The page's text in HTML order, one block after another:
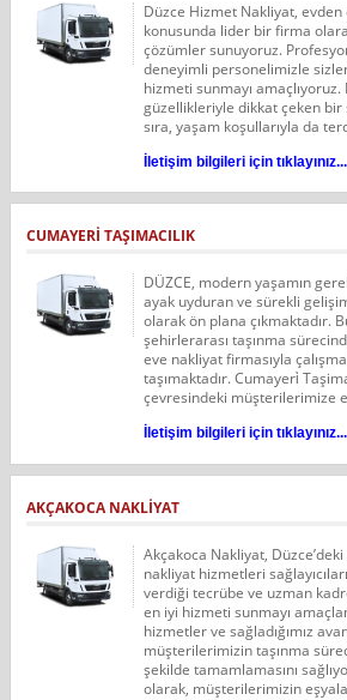
Düzce Hizmet Nakliyat,
konusunda lider bir firma
çözümler sunuyoruz.
deneyimli personelimizle
hizmeti sunmayı amaçlıyoruz.
güzellikleriyle dikkat çeken bir
sıra, yaşam koşullarıyla da
İletişim bilgileri için tıklayınız...
CUMAYERİ TAŞIMACILIK
DÜZCE, modern yaşamın
ayak uyduran ve sürekli
olarak ön plana çıkmaktadır.
şehirlerarası taşınma
eve nakliyat firmasıyla
taşımaktadır. Cumayeri̇
çevresindeki müşterilerimize
İletişim bilgileri için tıklayınız...
AKÇAKOCA NAKLİYAT
Akçakoca Nakliyat,
nakliyat hizmetleri
verdiği tecrübe ve uzman
en iyi hizmeti sunmayı
hizmetler ve sağladığımız
müşterilerimizin taşınma
şekilde tamamlamasını
olarak, müşterilerimizin